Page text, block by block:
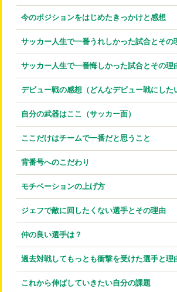
今のポジションをはじめたきっかけと感想
サッカー人生で一番うれしかった試合とその
サッカー人生で一番悔しかった試合とその理
デビュー戦の感想（どんなデビュー戦にした
自分の武器はここ（サッカー面）
ここだけはチームで一番だと思うこと
背番号へのこだわり
モチベーションの上げ方
ジェフで敵に回したくない選手とその理由
仲の良い選手は？
過去対戦してもっとも衝撃を受けた選手と理
これから伸ばしていきたい自分の課題